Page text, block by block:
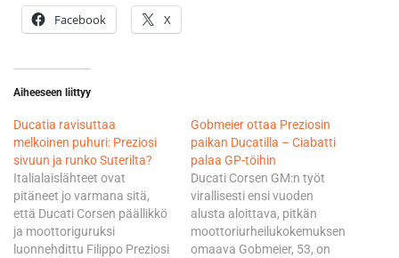
Facebook X
Aiheeseen liittyy
Ducatia ravisuttaa
melkoinen puhuri: Preziosi
sivuun ja runko Suterilta?
Italialaislähteet ovat
pitäneet jo varmana sitä,
että Ducati Corsen päällikkö
ja moottoriguruksi
luonnehdittu Filippo Preziosi
Gobmeier ottaa Preziosin
paikan Ducatilla – Ciabatti
palaa GP-töihin
Ducati Corsen GM:n työt
virallisesti ensi vuoden
alusta aloittava, pitkän
moottoriurheilukokemuksen
omaava Gobmeier, 53, on